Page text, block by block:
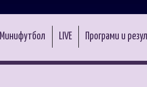
Минифутбол LIVE Програми и